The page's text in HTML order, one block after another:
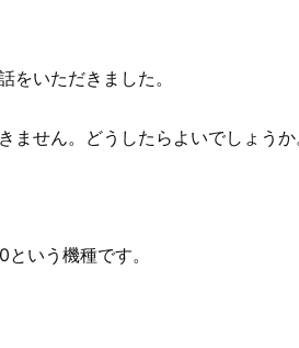
をいただきました。
ません。どうしたらよいでしょうか
いう機種です。